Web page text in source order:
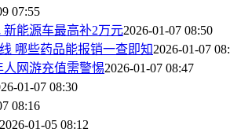
07:55
新能源车最高补2万元2026-01-07 08:50
哪些药品能报销一查即知2026-01-07
人网游充值需警惕2026-01-07 08:47
01-07 08:30
08:16
2026-01-05 08:12